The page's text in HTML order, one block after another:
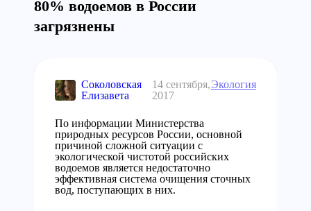
80% водоемов в России
загрязнены
Соколовская
Елизавета
14 сентября,
2017
Экология
По информации Министерства
природных ресурсов России, основной
причиной сложной ситуации с
экологической чистотой российских
водоемов является недостаточно
эффективная система очищения сточных
вод, поступающих в них.